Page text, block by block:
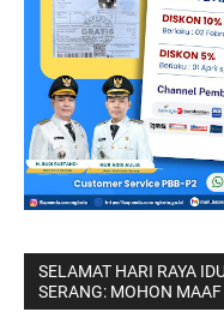
SELAMAT HARI RAYA
SERANG: MOHON